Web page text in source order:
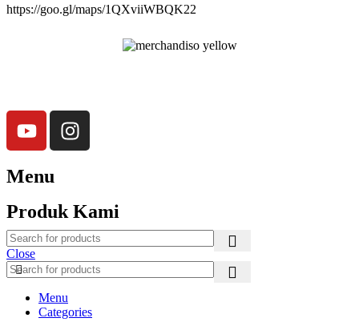
https://goo.gl/maps/1QXviiWBQK22
Menu
Produk Kami
Close
Menu
Categories